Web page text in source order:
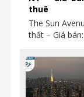
thuê
The Sun
thất – Giá